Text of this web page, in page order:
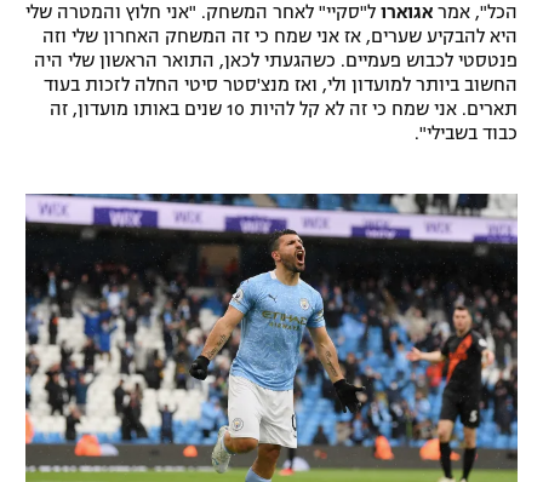
הכל", אמר אגוארו ל"סקיי" לאחר המשחק. "אני חלוץ והמטרה שלי
היא להבקיע שערים, אז אני שמח כי זה המשחק האחרון שלי וזה
פנטסטי לכבוש פעמיים. כשהגעתי לכאן, התואר הראשון שלי היה
החשוב ביותר למועדון ולי, ואז מנצ'סטר סיטי החלה לזכות בעוד
תארים. אני שמח כי זה לא קל להיות 10 שנים באותו מועדון, זה
כבוד בשבילי".